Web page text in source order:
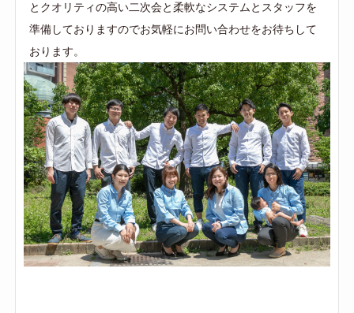
とクオリティの高い二次会と柔軟なシステムとスタッフを
準備しておりますのでお気軽にお問い合わせをお待ちして
おります。